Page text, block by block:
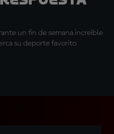
un fin de semana increíble
su deporte favorito